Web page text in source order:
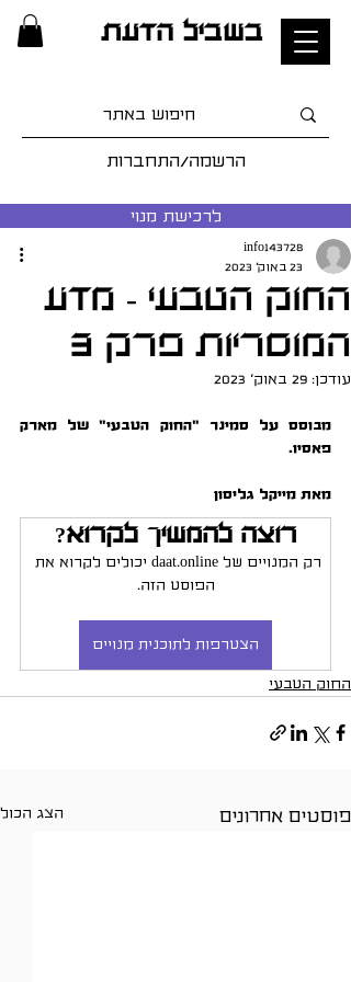
בשביל הדעת
הרשמה/התחברות
לרכישת מנוי
החוק הטבעי - מדע
המוסריות פרק 3
info143728
23 באוק׳ 2023
עודכן: 29 באוק׳ 2023
פאסיו.
מאת מייקל גליסון
רוצה להמשיך לקרוא?
רק המנויים של daat.online יכולים לקרוא את
הפוסט הזה.
הצטרפות לתוכנית מנויים
החוק הטבעי
פוסטים אחרונים הצג הכול